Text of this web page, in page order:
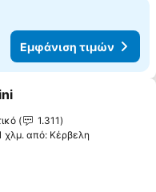
Εμφάνιση τιμών
στα αγαπημένα
1.311
χλμ. από: Κέρβελη